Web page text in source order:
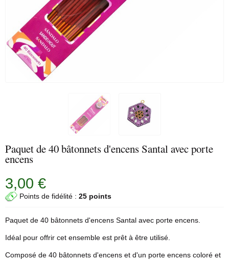
Paquet de 40 bâtonnets d'encens Santal avec porte
encens
3,00 €
Points de fidélité : 25 points
Paquet de 40 bâtonnets d'encens Santal avec porte encens
Idéal pour offrir cet ensemble est prêt à être utilisé.
Composé de 40 bâtonnets d'encens et d'un porte encens coloré et